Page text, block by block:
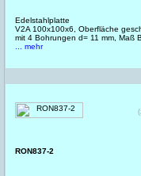
Edelstahlplatte
V2A 100x100x6, Oberfläche
mit 4 Bohrungen d= 11 mm, Maß
... mehr
RON837-2